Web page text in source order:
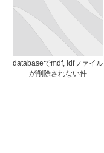
databaseでmdf, ldfファイル
が削除されない件